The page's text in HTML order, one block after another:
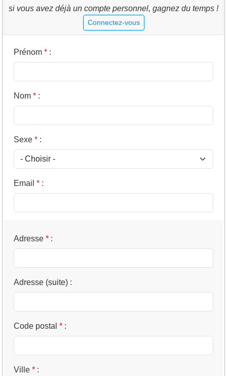
si vous avez déjà un compte personnel, gagnez du temps !
Connectez-vous
Prénom * :
Nom * :
Sexe * :
Email * :
Adresse * :
Adresse (suite) :
Code postal * :
Ville * :